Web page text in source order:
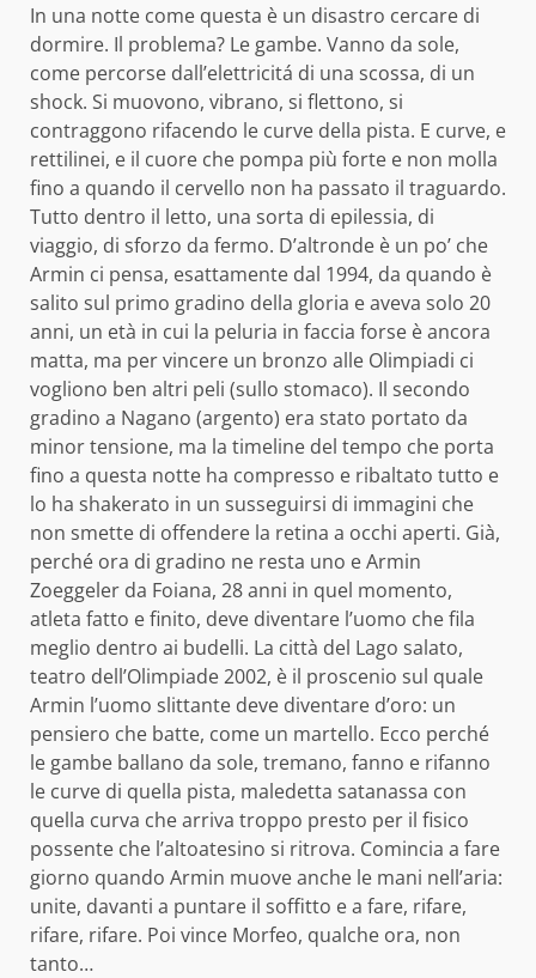
In una notte come questa è un disastro cercare di
dormire. Il problema? Le gambe. Vanno da sole,
come percorse dall’elettricitá di una scossa, di un
shock. Si muovono, vibrano, si flettono, si
contraggono rifacendo le curve della pista. E curve, e
rettilinei, e il cuore che pompa più forte e non molla
fino a quando il cervello non ha passato il traguardo.
Tutto dentro il letto, una sorta di epilessia, di
viaggio, di sforzo da fermo. D’altronde è un po’ che
Armin ci pensa, esattamente dal 1994, da quando è
salito sul primo gradino della gloria e aveva solo 20
anni, un età in cui la peluria in faccia forse è ancora
matta, ma per vincere un bronzo alle Olimpiadi ci
vogliono ben altri peli (sullo stomaco). Il secondo
gradino a Nagano (argento) era stato portato da
minor tensione, ma la timeline del tempo che porta
fino a questa notte ha compresso e ribaltato tutto e
lo ha shakerato in un susseguirsi di immagini che
non smette di offendere la retina a occhi aperti. Già,
perché ora di gradino ne resta uno e Armin
Zoeggeler da Foiana, 28 anni in quel momento,
atleta fatto e finito, deve diventare l’uomo che fila
meglio dentro ai budelli. La città del Lago salato,
teatro dell’Olimpiade 2002, è il proscenio sul quale
Armin l’uomo slittante deve diventare d’oro: un
pensiero che batte, come un martello. Ecco perché
le gambe ballano da sole, tremano, fanno e rifanno
le curve di quella pista, maledetta satanassa con
quella curva che arriva troppo presto per il fisico
possente che l’altoatesino si ritrova. Comincia a fare
giorno quando Armin muove anche le mani nell’aria:
unite, davanti a puntare il soffitto e a fare, rifare,
rifare, rifare. Poi vince Morfeo, qualche ora, non
tanto…